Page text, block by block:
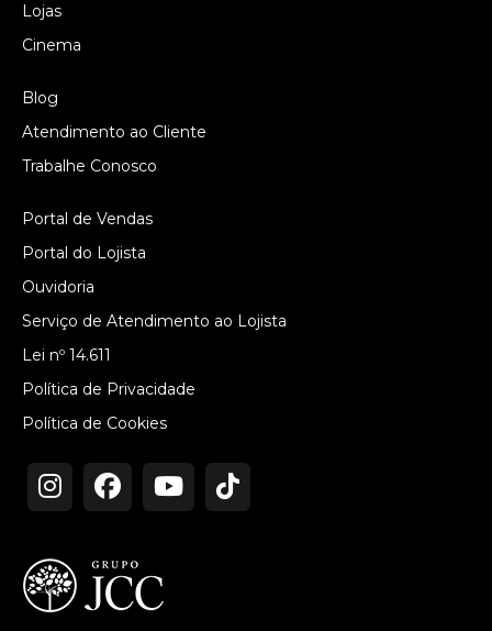
Lojas
Cinema
Blog
Atendimento ao Cliente
Trabalhe Conosco
Portal de Vendas
Portal do Lojista
Ouvidoria
Serviço de Atendimento ao Lojista
Lei nº 14.611
Política de Privacidade
Política de Cookies